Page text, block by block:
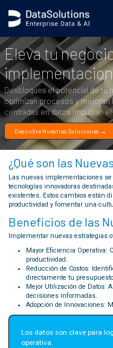
Eleva tu
Desbloquea el potencial de tu
optimizan procesos y
centradas en datos impulsan
Descubre Nuestras Soluciones →
¿Qué son las
Las nuevas implementaciones
tecnologías innovadoras
existentes. Estos cambios están
productividad y fomentar una
Beneficios de las
Implementar nuevas estrategias
Mayor Eficiencia Operativa:
productividad.
Reducción de Costos:
directamente tu
Mejor Utilización de Datos:
decisiones informadas.
Adopción de Innovaciones:
Los datos son clave para
operativa.